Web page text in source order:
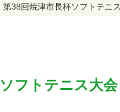
第38回焼津市長杯ソフトテニ
フトテニス大会